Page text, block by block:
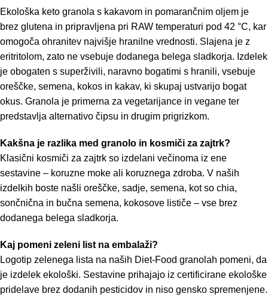
Ekološka keto granola s kakavom in pomarančnim oljem je
brez glutena in pripravljena pri RAW temperaturi pod 42 °C, kar
omogoča ohranitev najvišje hranilne vrednosti. Slajena je z
eritritolom, zato ne vsebuje dodanega belega sladkorja. Izdelek
je obogaten s superživili, naravno bogatimi s hranili, vsebuje
oreščke, semena, kokos in kakav, ki skupaj ustvarijo bogat
okus. Granola je primerna za vegetarijance in vegane ter
predstavlja alternativo čipsu in drugim prigrizkom.
Kakšna je razlika med granolo in kosmiči za zajtrk?
Klasični kosmiči za zajtrk so izdelani večinoma iz ene
sestavine – koruzne moke ali koruznega zdroba. V naših
izdelkih boste našli oreščke, sadje, semena, kot so chia,
sončnična in bučna semena, kokosove lističe – vse brez
dodanega belega sladkorja.
Kaj pomeni zeleni list na embalaži?
Logotip zelenega lista na naših Diet-Food granolah pomeni, da
je izdelek ekološki. Sestavine prihajajo iz certificirane ekološke
pridelave brez dodanih pesticidov in niso gensko spremenjene.